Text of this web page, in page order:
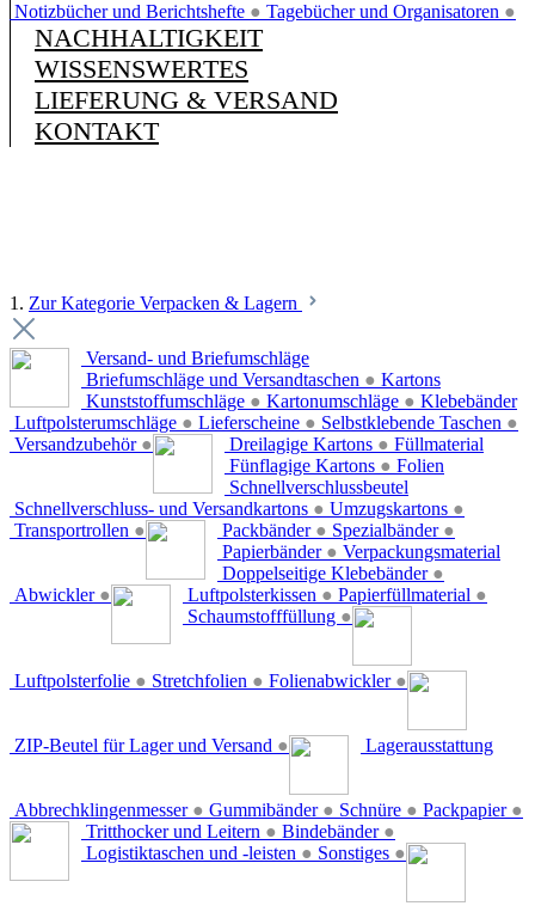
Notizbücher und Berichtshefte ● Tagebücher und Organisatoren ●
NACHHALTIGKEIT
WISSENSWERTES
LIEFERUNG & VERSAND
KONTAKT
1. Zur Kategorie Verpacken & Lagern
Versand- und Briefumschläge
Briefumschläge und Versandtaschen ●
Kunststoffumschläge ● Kartonumschläge ●
Luftpolsterumschläge ● Lieferscheine ● Selbstklebende Taschen ●
Versandzubehör ●
Kartons
Dreilagige Kartons ●
Fünflagige Kartons ●
Schnellverschluss- und Versandkartons ● Umzugskartons ●
Transportrollen ●
Klebebänder
Packbänder ● Spezialbänder ●
Papierbänder ●
Doppelseitige Klebebänder ●
Abwickler ●
Füllmaterial
Luftpolsterkissen ● Papierfüllmaterial ●
Schaumstofffüllung ●
Folien
Luftpolsterfolie ● Stretchfolien ● Folienabwickler ●
Schnellverschlussbeutel
ZIP-Beutel für Lager und Versand ●
Verpackungsmaterial
Abbrechklingenmesser ● Gummibänder ● Schnüre ● Packpapier ●
Lagerausstattung
Tritthocker und Leitern ● Bindebänder ●
Logistiktaschen und -leisten ● Sonstiges ●